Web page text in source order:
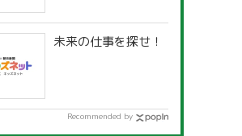
未来の仕事を探せ！
Recommended by